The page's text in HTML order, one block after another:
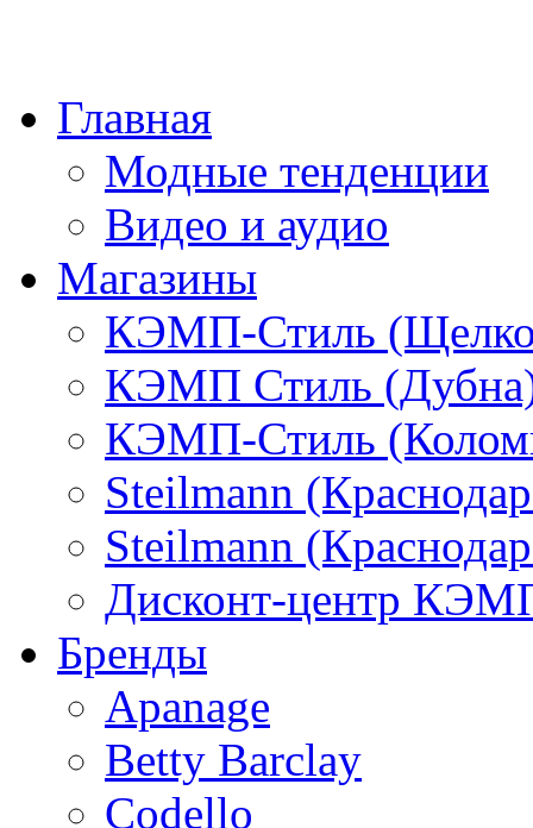
Главная
Модные тенденции
Видео и аудио
Магазины
КЭМП-Стиль
КЭМП Стиль
КЭМП-Стиль
Steilmann
Steilmann
Дисконт-центр
Бренды
Apanage
Betty Barclay
Codello